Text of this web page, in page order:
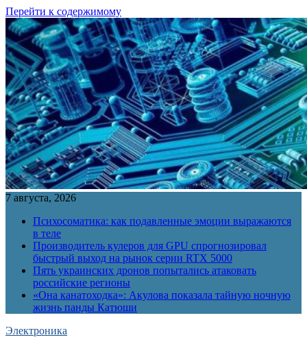
Перейти к содержимому
7 августа, 2026
Психосоматика: как подавленные эмоции выражаются
в теле
Производитель кулеров для GPU спрогнозировал
быстрый выход на рынок серии RTX 5000
Пять украинских дронов попытались атаковать
российские регионы
«Она канатоходка»: Акулова показала тайную ночную
жизнь панды Катюши
Электроника